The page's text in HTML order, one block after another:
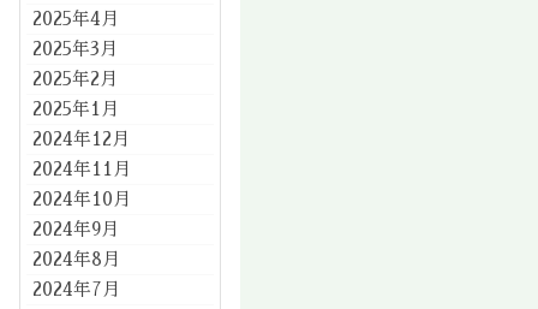
2025年4月
2025年3月
2025年2月
2025年1月
2024年12月
2024年11月
2024年10月
2024年9月
2024年8月
2024年7月